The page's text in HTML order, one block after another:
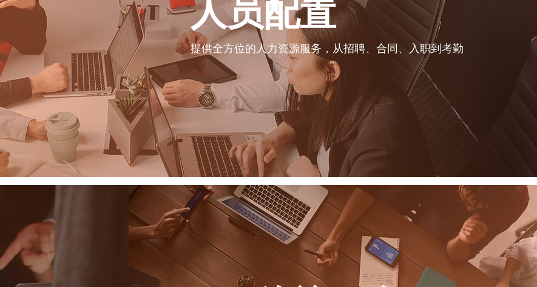
人员配置
提供全方位的人力资源服务，从招聘、合同、入职到考勤